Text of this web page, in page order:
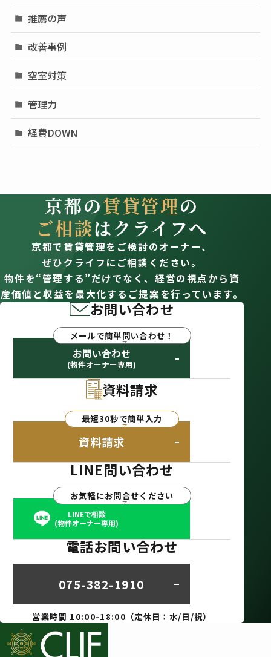
推薦の声
改善事例
空室対策
管理力
経費DOWN
京都の賃貸管理の
ご相談はクライフへ
京都で賃貸管理をご検討のオーナー、
ぜひクライフにご相談ください。
物件を“管理する”だけでなく、経営の視点から資
産価値と収益を最大化するご提案を行っています。
お問い合わせ
メールで簡単問い合わせ！
お問い合わせ
(物件オーナー専用)
資料請求
最短30秒で簡単入力
資料請求
LINE問い合わせ
お気軽にお問合せください
LINEで相談
(物件オーナー専用)
電話お問い合わせ
075-382-1910
営業時間 10:00-18:00（定休日：水/日/祝）